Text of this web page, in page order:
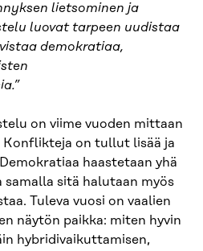
lietsominen ja
luovat tarpeen uudistaa
demokratiaa,
on viime vuoden mittaan
Konflikteja on tullut lisää ja
haastetaan yhä
sitä halutaan myös
Tuleva vuosi on vaalien
näytön paikka: miten hyvin
hybridivaikuttamisen,